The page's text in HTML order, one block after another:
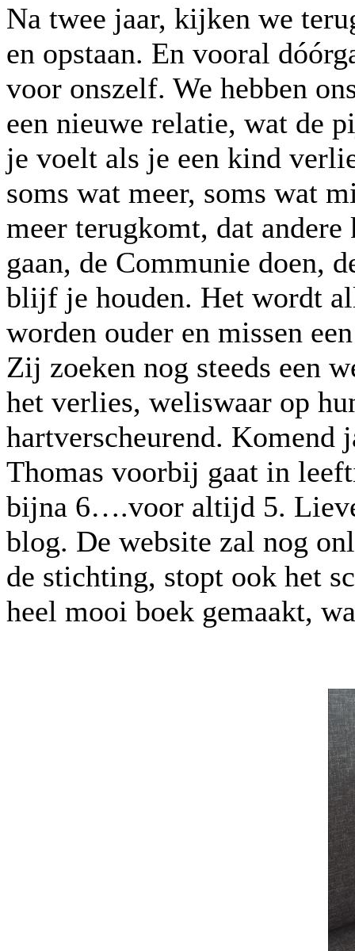
Na twee jaar, kijken we
en opstaan. En vooral
voor onszelf. We hebben
een nieuwe relatie, wat de
je voelt als je een kind
soms wat meer, soms wat
meer terugkomt, dat
gaan, de Communie doen,
blijf je houden. Het wordt
worden ouder en missen
Zij zoeken nog steeds een
het verlies, weliswaar op
hartverscheurend. Komend
Thomas voorbij gaat in
bijna 6….voor altijd 5. Lieve
blog. De website zal nog
de stichting, stopt ook het
heel mooi boek gemaakt,